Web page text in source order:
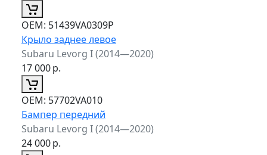
ОЕМ: 51439VA0309P
Крыло заднее левое
Subaru Levorg I (2014—2020)
17 000р.
ОЕМ: 57702VA010
Бампер передний
Subaru Levorg I (2014—2020)
24 000р.